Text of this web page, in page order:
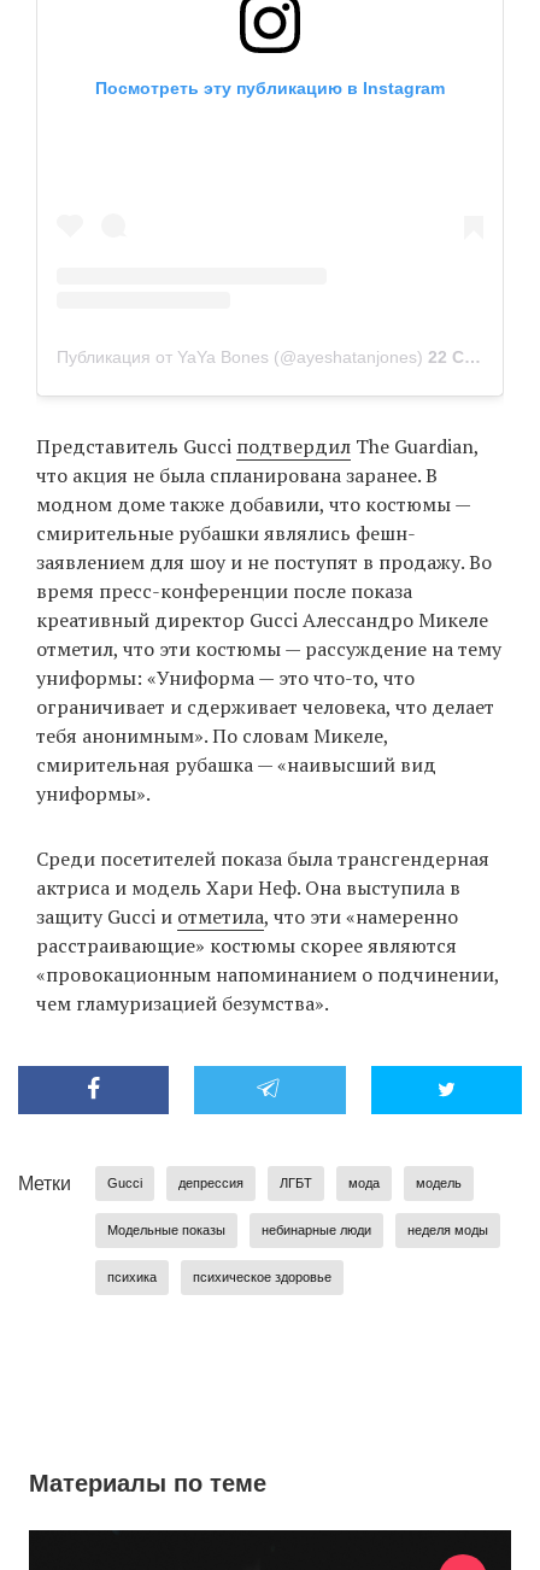
Посмотреть эту публикацию в Instagram
Публикация от YaYa Bones (@ayeshatanjones) 22 Сен 2019 в 8:23 PDT
Представитель Gucci подтвердил The Guardian,
что акция не была спланирована заранее. В
модном доме также добавили, что костюмы —
смирительные рубашки являлись фешн-
заявлением для шоу и не поступят в продажу. Во
время пресс-конференции после показа
креативный директор Gucci Алессандро Микеле
отметил, что эти костюмы — рассуждение на тему
униформы: «Униформа — это что-то, что
ограничивает и сдерживает человека, что делает
тебя анонимным». По словам Микеле,
смирительная рубашка — «наивысший вид
униформы».
Среди посетителей показа была трансгендерная
актриса и модель Хари Неф. Она выступила в
защиту Gucci и отметила, что эти «намеренно
расстраивающие» костюмы скорее являются
«провокационным напоминанием о подчинении,
чем гламуризацией безумства».
Метки Gucci депрессия ЛГБТ мода модель
Модельные показы небинарные люди неделя моды
психика психическое здоровье
Материалы по теме